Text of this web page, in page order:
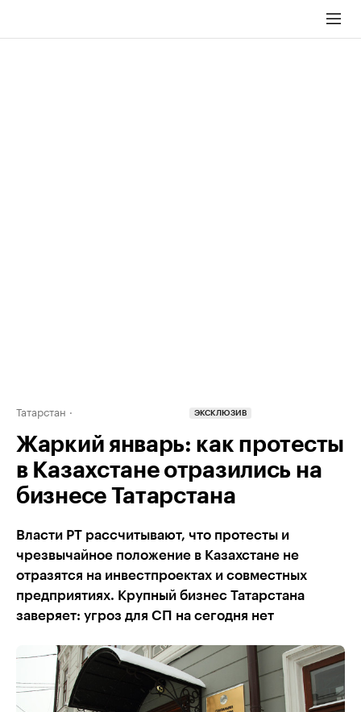
Татарстан ЭКСКЛЮЗИВ
Жаркий январь: как протесты
в Казахстане отразились на
бизнесе Татарстана
Власти РТ рассчитывают, что протесты и
чрезвычайное положение в Казахстане не
отразятся на инвестпроектах и совместных
предприятиях. Крупный бизнес Татарстана
заверяет: угроз для СП на сегодня нет